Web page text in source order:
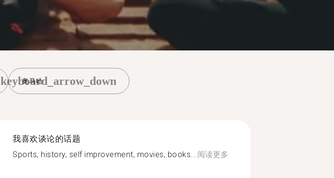
奥马哈
keyboard_arrow_down
我喜欢谈论的话题
Sports, history, self improvement, movies, books...阅读更多